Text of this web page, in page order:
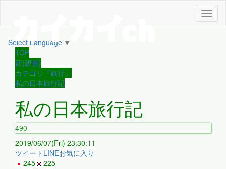
メ
ニ
Select Language ▼
TOP
西(親善)
カテゴリ『旅行』
私の日本旅行記
私の日本旅行記
490
2019/06/07(Fri) 23:30:11
ツイート LINEお気に入り
245
225